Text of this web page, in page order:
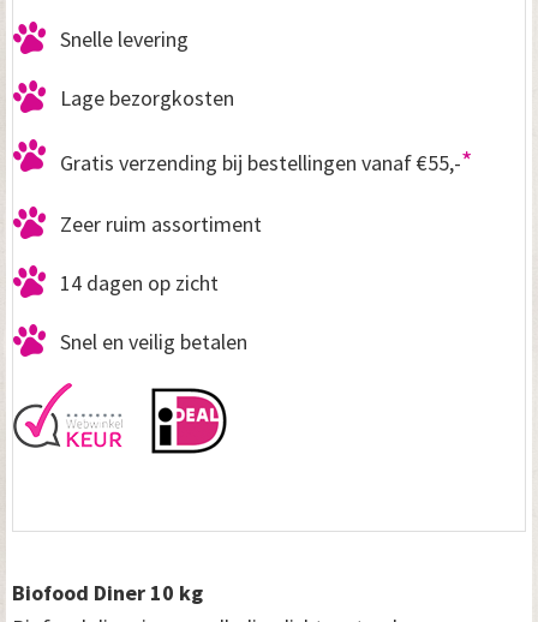
Snelle levering
Lage bezorgkosten
Gratis verzending bij bestellingen vanaf €55,-*
Zeer ruim assortiment
14 dagen op zicht
Snel en veilig betalen
Biofood Diner 10 kg